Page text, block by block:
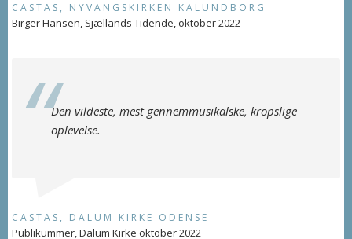
CASTAS, NYVANGSKIRKEN KALUNDBORG
Birger Hansen, Sjællands Tidende, oktober 2022
Den vildeste, mest gennemmusikalske, kropslige
oplevelse.
CASTAS, DALUM KIRKE ODENSE
Publikummer, Dalum Kirke oktober 2022